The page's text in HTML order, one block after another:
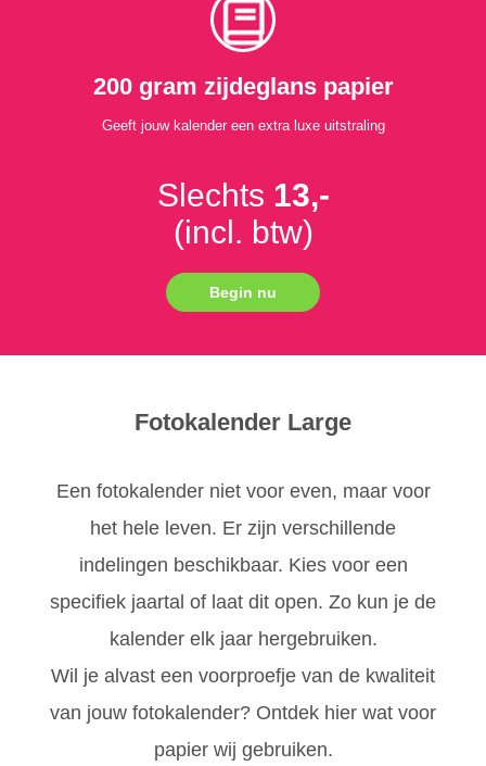
200 gram zijdeglans papier
Geeft jouw kalender een extra luxe uitstraling
Slechts 13,-
(incl. btw)
Begin nu
Fotokalender Large
Een fotokalender niet voor even, maar voor
het hele leven. Er zijn verschillende
indelingen beschikbaar. Kies voor een
specifiek jaartal of laat dit open. Zo kun je de
kalender elk jaar hergebruiken.
Wil je alvast een voorproefje van de kwaliteit
van jouw fotokalender? Ontdek hier wat voor
papier wij gebruiken.